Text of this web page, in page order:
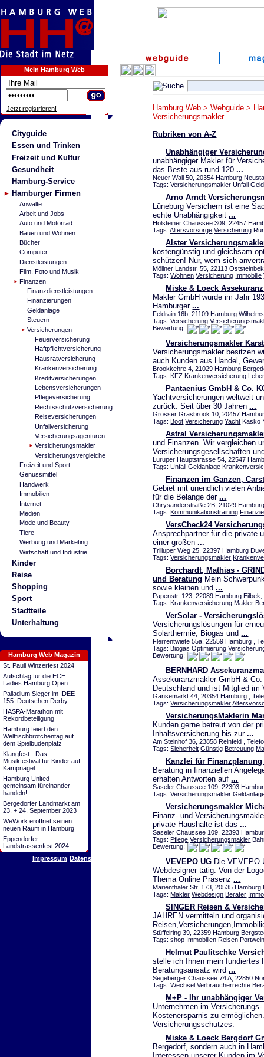
Mein Hamburg Web
Jetzt registrieren!
Cityguide
Essen und Trinken
Freizeit und Kultur
Gesundheit
Hamburg-Service
Hamburger Firmen
Anwälte
Arbeit und Jobs
Auto und Motorrad
Bauen und Wohnen
Bücher
Computer
Dienstleistungen
Film, Foto und Musik
Finanzen
Finanzdienstleistungen
Finanzierungen
Geldanlage
Steuern
Versicherungen
Feuerversicherung
Haftpflichtversicherung
Hausratversicherung
Krankenversicherung
Kreditversicherungen
Lebensversicherungen
Pflegeversicherung
Rechtsschutzversicherung
Reiseversicherungen
Unfallversicherung
Versicherungsagenturen
Versicherungsmakler
Versicherungsvergleiche
Freizeit und Sport
Genussmittel
Handwerk
Immobilien
Internet
Medien
Mode und Beauty
Tiere
Werbung und Marketing
Wirtschaft und Industrie
Kinder
Reise
Shopping
Sport
Stadtteile
Unterhaltung
Hamburg Web Magazin
St. Pauli Winzerfest 2024
Aufschlag für die ECE
Ladies Hamburg Open
Palladium Sieger im IDEE
155. Deutschen Derby:
HASPA-Marathon mit
Rekordbeteiligung
Hamburg feiert den
Weltfischbrötchentag auf
dem Spielbudenplatz
Klangfest - Das
Musikfestival für Kinder auf
Kampnagel
Hamburg United –
gemeinsam füreinander
handeln!
Bergedorfer Landmarkt am
23. + 24. September 2023
WeWork eröffnet seinen
neuen Raum in Hamburg
Eppendorfer
Landstrassenfest 2024
Impressum Datenschutz
Hamburg Web >Webguide >
Versicherungsmakler
Rubriken von A-Z
Unabhängiger
unabhängiger Makler für
das Beste aus rund 120...
Neuer Wall 50, 20354 Hamburg
Tags:Versicherungsmakler Unfall
Arno Arndt
Lüneburg Versichern ist eine
echte Unabhängigkeit...
Holsteiner Chaussee 309, 22457
Tags:Altersvorsorge Versicherung
Alster
kostengünstig und gleichsam
schützen! Nur, wem sich
Möllner Landstr. 55, 22113
Tags:Wohnen Versicherung Immobilie
Miske & Loeck
Makler GmbH wurde im Jahr
Hamburger...
Feldrain 16b, 21109 Hamburg
Tags:Versicherung
Bewertung:
Versicherungsmakler
Versicherungsmakler besitzen
auch Kunden aus Handel,
Brookkehre 4, 21029 Hamburg
Tags:KFZ Krankenversicherung
Pantaenius GmbH & Co.
Yachtversicherungen weltweit
zurück. Seit über 30 Jahren...
Grosser Grasbrook 10, 20457
Tags:Boot Versicherung Yacht Kasko
Astral
und Finanzen. Wir vergleichen
Versicherungsgesellschaften
Luruper Hauptstrasse 54, 22547
Tags:Unfall Geldanlage
Finanzen im Ganzen,
Gebiet mit unendlich vielen
für die Belange der...
Chrysanderstraße 2B, 21029
Tags:Kommunikationstraining
VersCheck24
Ansprechpartner für die private
einer großen...
Trilluper Weg 25, 22397 Hamburg
Tags:Versicherungsmakler
Borchardt, Mathias -
und Beratung Mein
sowie kleinen und...
Papenstr. 123, 22089 Hamburg
Tags:Krankenversicherung Makler
VerSolar -
Versicherungslösungen für
Solarthermie, Biogas und...
Flerrentwiete 55a, 22559 Hamburg ,
Tags: Biogas Optimierung
Bewertung:
BERNHARD
Assekuranzmakler GmbH &
Deutschland und ist Mitglied im
Gänsemarkt 44, 20354 Hamburg ,
Tags:Versicherungsmakler
VersicherungsMaklerin
Kunden gerne betreut von der
Inhaltsversicherung bis zur...
Am Steinhof 36, 23858 Reinfeld ,
Tags:Sicherheit Günstig Betreuung
Kanzlei für
Beratung in finanziellen
erhalten Antworten auf...
Saseler Chaussee 109, 22393
Tags:Versicherungsmakler
Versicherungsmakler
Finanz- und
private Haushalte ist das...
Saseler Chaussee 109, 22393
Tags:Pflege Versicherungsmakler
Bewertung:
VEVEPO UG Die VEVEPO
Webdesigner tätig. Von der
Thema Online Präsenz...
Marienthaler Str. 173, 20535 Hamburg
Tags:Makler Webdesign Berater
SINGER Reisen &
JAHREN vermitteln und
Stüffelring 39, 22359 Hamburg
Tags:shop Immobilien Reisen
Helmut Paulitschke
stelle ich Ihnen mein fundiertes
Beratungsansatz wird...
Segeberger Chaussee 74 A, 22850
Tags: Wechsel Verbraucherrechte
M+P - Ihr unabhängiger
Unternehmen im
Kostenersparnis zu
Versicherungsschutzes.
Miske & Loeck Bergdorf
Bergedorf, sondern auch in